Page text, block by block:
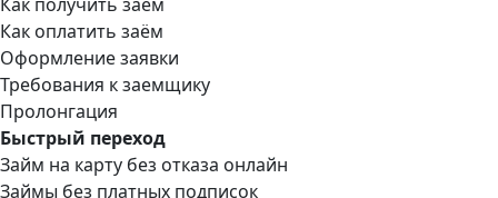
Как оплатить заём
Оформление заявки
Требования к заемщику
Пролонгация
Быстрый переход
Займ на карту без отказа онлайн
Займы без платных подписок